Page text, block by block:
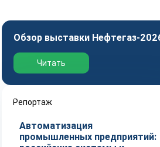
Обзор выставки Нефтегаз-
Читать
Репортаж
Автоматизация
промышленных предприятий: